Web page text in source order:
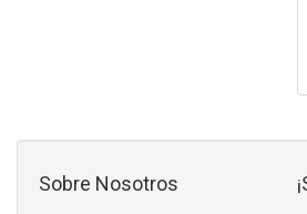
Sobre Nosotros